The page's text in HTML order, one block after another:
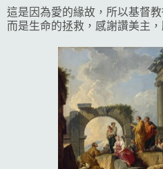
這是因為愛的緣故，所以基督
而是生命的拯救，感謝讚美主